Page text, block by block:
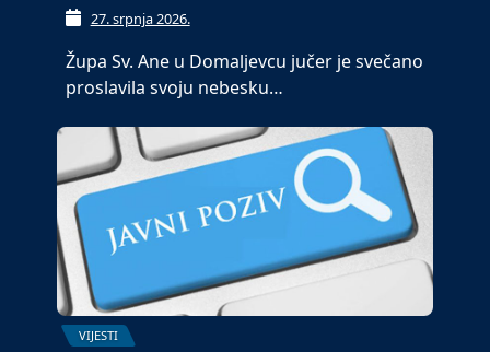
27. srpnja 2026.
Župa Sv. Ane u Domaljevcu jučer je svečano
proslavila svoju nebesku…
VIJESTI